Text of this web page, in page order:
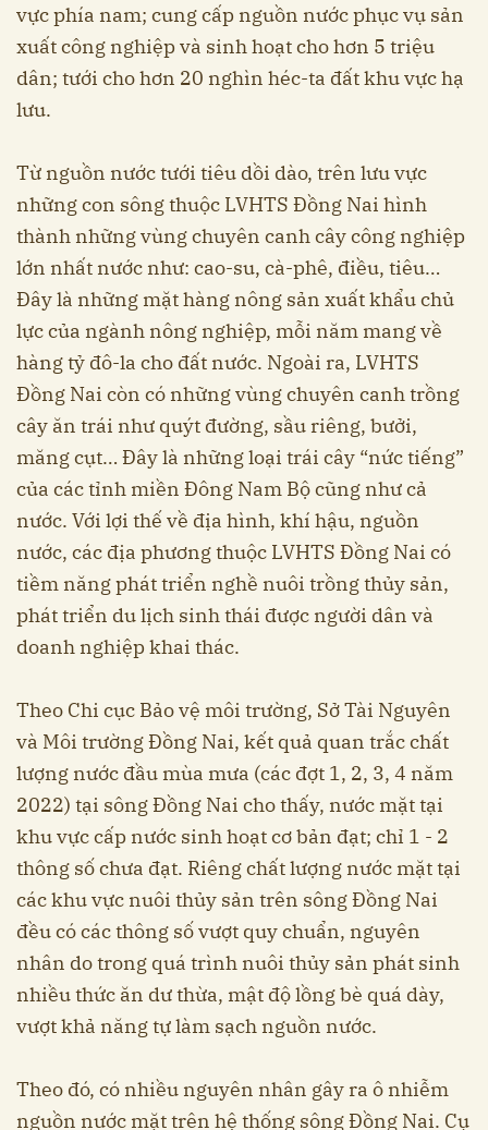
vực phía nam; cung cấp nguồn nước phục vụ sản
xuất công nghiệp và sinh hoạt cho hơn 5 triệu
dân; tưới cho hơn 20 nghìn héc-ta đất khu vực hạ
lưu.
Từ nguồn nước tưới tiêu dồi dào, trên lưu vực
những con sông thuộc LVHTS Đồng Nai hình
thành những vùng chuyên canh cây công nghiệp
lớn nhất nước như: cao-su, cà-phê, điều, tiêu…
Đây là những mặt hàng nông sản xuất khẩu chủ
lực của ngành nông nghiệp, mỗi năm mang về
hàng tỷ đô-la cho đất nước. Ngoài ra, LVHTS
Đồng Nai còn có những vùng chuyên canh trồng
cây ăn trái như quýt đường, sầu riêng, bưởi,
măng cụt… Đây là những loại trái cây “nức tiếng”
của các tỉnh miền Đông Nam Bộ cũng như cả
nước. Với lợi thế về địa hình, khí hậu, nguồn
nước, các địa phương thuộc LVHTS Đồng Nai có
tiềm năng phát triển nghề nuôi trồng thủy sản,
phát triển du lịch sinh thái được người dân và
doanh nghiệp khai thác.
Theo Chi cục Bảo vệ môi trường, Sở Tài Nguyên
và Môi trường Đồng Nai, kết quả quan trắc chất
lượng nước đầu mùa mưa (các đợt 1, 2, 3, 4 năm
2022) tại sông Đồng Nai cho thấy, nước mặt tại
khu vực cấp nước sinh hoạt cơ bản đạt; chỉ 1 - 2
thông số chưa đạt. Riêng chất lượng nước mặt tại
các khu vực nuôi thủy sản trên sông Đồng Nai
đều có các thông số vượt quy chuẩn, nguyên
nhân do trong quá trình nuôi thủy sản phát sinh
nhiều thức ăn dư thừa, mật độ lồng bè quá dày,
vượt khả năng tự làm sạch nguồn nước.
Theo đó, có nhiều nguyên nhân gây ra ô nhiễm
nguồn nước mặt trên hệ thống sông Đồng Nai. Cụ